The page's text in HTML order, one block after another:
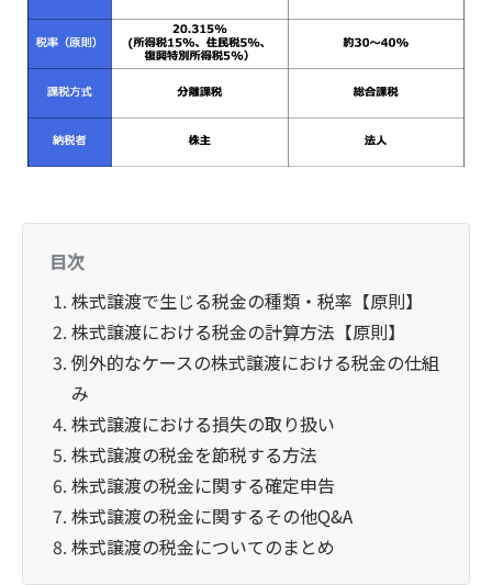
目次
株式譲渡で生じる税金の種類・税率【原則】
株式譲渡における税金の計算方法【原則】
例外的なケースの株式譲渡における税金の仕組
み
株式譲渡における損失の取り扱い
株式譲渡の税金を節税する方法
株式譲渡の税金に関する確定申告
株式譲渡の税金に関するその他Q&A
株式譲渡の税金についてのまとめ